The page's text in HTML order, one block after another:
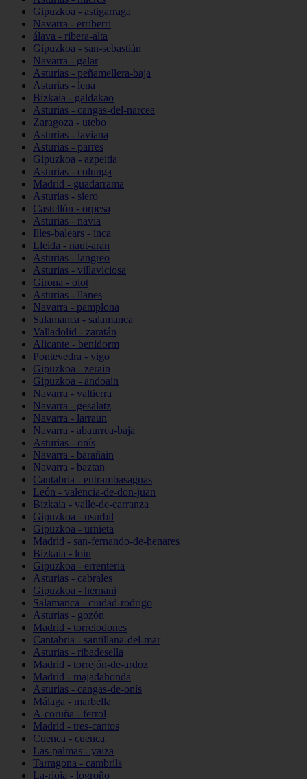
Gipuzkoa - astigarraga
Navarra - erriberri
álava - ribera-alta
Gipuzkoa - san-sebastián
Navarra - galar
Asturias - peñamellera-baja
Asturias - lena
Bizkaia - galdakao
Asturias - cangas-del-narcea
Zaragoza - utebo
Asturias - laviana
Asturias - parres
Gipuzkoa - azpeitia
Asturias - colunga
Madrid - guadarrama
Asturias - siero
Castellón - orpesa
Asturias - navia
Illes-balears - inca
Lleida - naut-aran
Asturias - langreo
Asturias - villaviciosa
Girona - olot
Asturias - llanes
Navarra - pamplona
Salamanca - salamanca
Valladolid - zaratán
Alicante - benidorm
Pontevedra - vigo
Gipuzkoa - zerain
Gipuzkoa - andoain
Navarra - valtierra
Navarra - gesalatz
Navarra - larraun
Navarra - abaurrea-baja
Asturias - onís
Navarra - barañain
Navarra - baztan
Cantabria - entrambasaguas
León - valencia-de-don-juan
Bizkaia - valle-de-carranza
Gipuzkoa - usurbil
Gipuzkoa - urnieta
Madrid - san-fernando-de-henares
Bizkaia - loiu
Gipuzkoa - errenteria
Asturias - cabrales
Gipuzkoa - hernani
Salamanca - ciudad-rodrigo
Asturias - gozón
Madrid - torrelodones
Cantabria - santillana-del-mar
Asturias - ribadesella
Madrid - torrejón-de-ardoz
Madrid - majadahonda
Asturias - cangas-de-onís
Málaga - marbella
A-coruña - ferrol
Madrid - tres-cantos
Cuenca - cuenca
Las-palmas - yaiza
Tarragona - cambrils
La-rioja - logroño